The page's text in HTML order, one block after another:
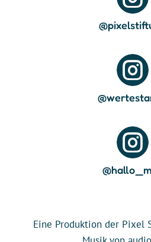


Eine Produktion der Pixel